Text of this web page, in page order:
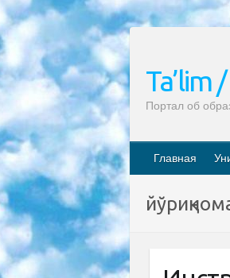
Ta’lim
Портал об
Главная